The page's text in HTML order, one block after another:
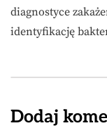
diagnostyce
identyfikację
Dodaj